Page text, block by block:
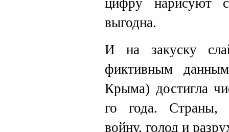
цифру нарисуют
выгодна.
И на закуску
фиктивным
Крыма) достигла
го года. Страны,
войну, голод и